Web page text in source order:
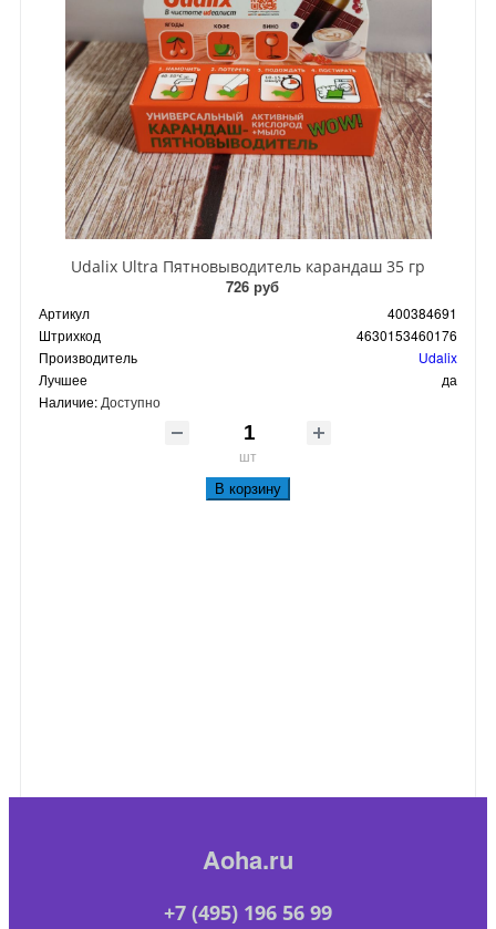
Udalix Ultra Пятновыводитель карандаш 35 гр
726 руб
Артикул
400384691
Штрихкод
4630153460176
Производитель
Udalix
Лучшее
да
Наличие: Доступно
шт
В корзину
Aoha.ru
+7 (495) 196 56 99